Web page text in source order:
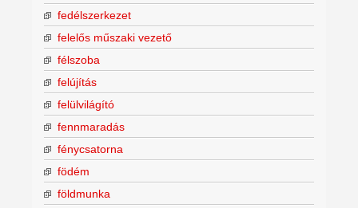
fedélszerkezet
felelős műszaki vezető
félszoba
felújítás
felülvilágító
fennmaradás
fénycsatorna
födém
földmunka